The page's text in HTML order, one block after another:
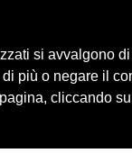
si avvalgono
più o negare il
cliccando